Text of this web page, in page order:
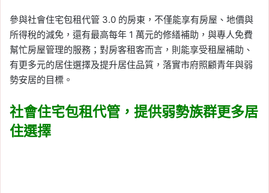
參與社會住宅包租代管 3.0 的房東，不僅能享有房屋、地價與
所得稅的減免，還有最高每年 1 萬元的修繕補助，與專人免費
幫忙房屋管理的服務；對房客租客而言，則能享受租屋補助、
有更多元的居住選擇及提升居住品質，落實市府照顧青年與弱
勢安居的目標。
社會住宅包租代管，提供弱勢族群更多居
住選擇